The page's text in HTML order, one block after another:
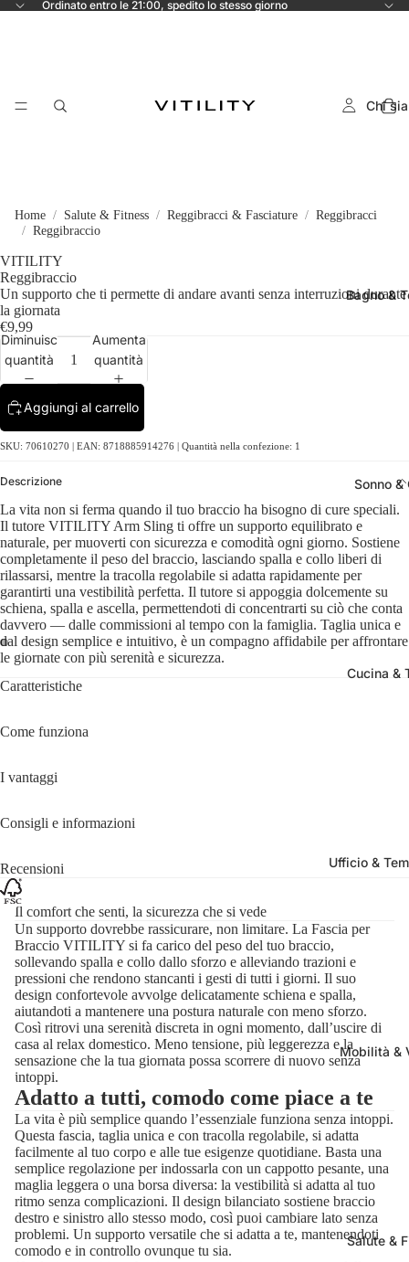
Ordinato entro le 21:00, spedito lo stesso giorno
Chi
Bagno &
Sonno &
Cucina &
Ufficio &
Mobilità &
Salute &
Home Salute & Fitness Reggibracci & Fasciature
Reggibracci
Reggibraccio
VITILITY
Reggibraccio
Un supporto che ti permette di andare avanti senza interruzioni durante
la giornata
€9,99
Diminuisci
quantità
Aumenta
quantità
Aggiungi al carrello
SKU: 70610270 | EAN: 8718885914276 | Quantità nella confezione: 1
Descrizione
La vita non si ferma quando il tuo braccio ha bisogno di cure speciali.
Il tutore VITILITY Arm Sling ti offre un supporto equilibrato e
naturale, per muoverti con sicurezza e comodità ogni giorno. Sostiene
completamente il peso del braccio, lasciando spalla e collo liberi di
rilassarsi, mentre la tracolla regolabile si adatta rapidamente per
garantirti una vestibilità perfetta. Il tutore si appoggia dolcemente su
schiena, spalla e ascella, permettendoti di concentrarti su ciò che conta
davvero — dalle commissioni al tempo con la famiglia. Taglia unica e
dal design semplice e intuitivo, è un compagno affidabile per affrontare
le giornate con più serenità e sicurezza.
Caratteristiche
Come funziona
I vantaggi
Consigli e informazioni
Recensioni
Il comfort che senti, la sicurezza che si vede
Un supporto dovrebbe rassicurare, non limitare. La Fascia per
Braccio VITILITY si fa carico del peso del tuo braccio,
sollevando spalla e collo dallo sforzo e alleviando trazioni e
pressioni che rendono stancanti i gesti di tutti i giorni. Il suo
design confortevole avvolge delicatamente schiena e spalla,
aiutandoti a mantenere una postura naturale con meno sforzo.
Così ritrovi una serenità discreta in ogni momento, dall’uscire di
casa al relax domestico. Meno tensione, più leggerezza e la
sensazione che la tua giornata possa scorrere di nuovo senza
intoppi.
Adatto a tutti, comodo come piace a te
La vita è più semplice quando l’essenziale funziona senza intoppi.
Questa fascia, taglia unica e con tracolla regolabile, si adatta
facilmente al tuo corpo e alle tue esigenze quotidiane. Basta una
semplice regolazione per indossarla con un cappotto pesante, una
maglia leggera o una borsa diversa: la vestibilità si adatta al tuo
ritmo senza complicazioni. Il design bilanciato sostiene braccio
destro e sinistro allo stesso modo, così puoi cambiare lato senza
problemi. Un supporto versatile che si adatta a te, mantenendoti
comodo e in controllo ovunque tu sia.